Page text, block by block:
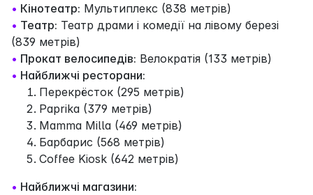
• Кінотеатр: Мультиплекс (838 метрів)
• Театр: Театр драми і комедії на лівому березі
(839 метрів)
• Прокат велосипедів: Велократія (133 метрів)
• Найближчі ресторани:
Перекрёсток (295 метрів)
Paprika (379 метрів)
Mamma Milla (469 метрів)
Барбарис (568 метрів)
Coffee Kiosk (642 метрів)
• Найближчі магазини: